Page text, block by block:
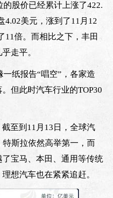
股价已经累计上涨了422.
4.02美元，涨到了11月12
11倍。而相比之下，丰田
走平。
纸报告“唱空”，各家造
但此时汽车行业的TOP30
至到11月13日，全球汽
斯拉依然高举第一，而
宝马、本田、通用等传统
想汽车也在紧紧追赶。